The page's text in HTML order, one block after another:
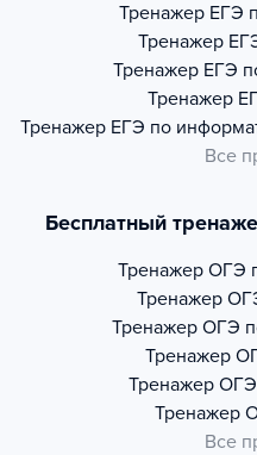
Тренажер ЕГЭ
Тренажер
Тренажер ЕГЭ
Тренажер
Тренажер ЕГЭ по
Все
Бесплатный
Тренажер ОГЭ
Тренажер
Тренажер ОГЭ
Тренажер
Тренажер ОГЭ
Тренажер
Все